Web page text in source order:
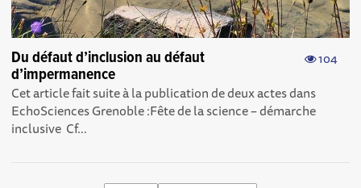
104
Du défaut d’inclusion au défaut
d’impermanence
Cet article fait suite à la publication de deux actes dans
EchoSciences Grenoble : Fête de la science – démarche
inclusive Cf...